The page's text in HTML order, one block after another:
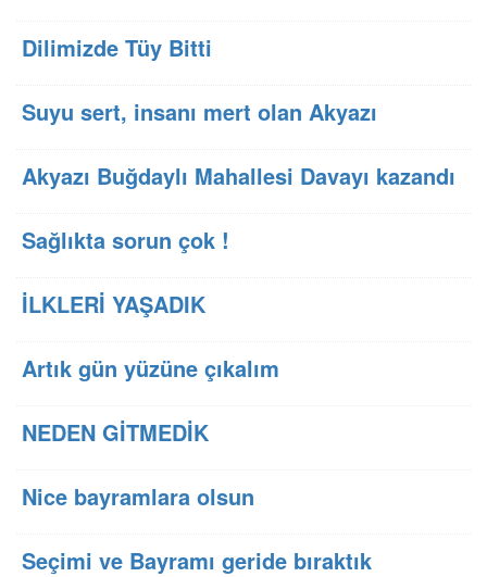
Dilimizde Tüy Bitti
Suyu sert, insanı mert olan Akyazı
Akyazı Buğdaylı Mahallesi Davayı kazandı
Sağlıkta sorun çok !
İLKLERİ YAŞADIK
Artık gün yüzüne çıkalım
NEDEN GİTMEDİK
Nice bayramlara olsun
Seçimi ve Bayramı geride bıraktık